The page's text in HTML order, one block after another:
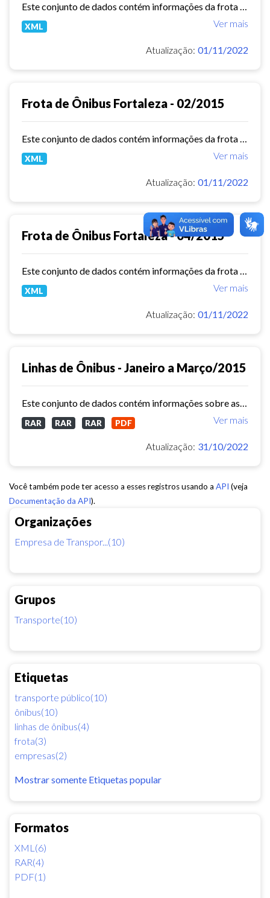
Organizações
Empresa de Transpor...(10)
Grupos
Transporte(10)
Etiquetas
transporte público(10)
ônibus(10)
linhas de ônibus(4)
frota(3)
empresas(2)
Mostrar somente Etiquetas popular
Formatos
XML(6)
RAR(4)
PDF(1)
Ver mais
XML
Atualização: 01/11/2022
Frota de Ônibus Fortaleza - 02/2015
Ver mais
XML
Atualização: 01/11/2022
Frota de Ônibus Fortaleza - 04/2015
Ver mais
XML
Atualização: 01/11/2022
Linhas de Ônibus - Janeiro a Março/2015
Ver mais
RAR RAR RAR PDF
Atualização: 31/10/2022
Você também pode ter acesso a esses registros usando a API (veja
Documentação da API).